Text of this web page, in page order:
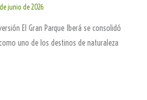
junio de 2026
El Gran Parque Iberá se consolidó
uno de los destinos de naturaleza